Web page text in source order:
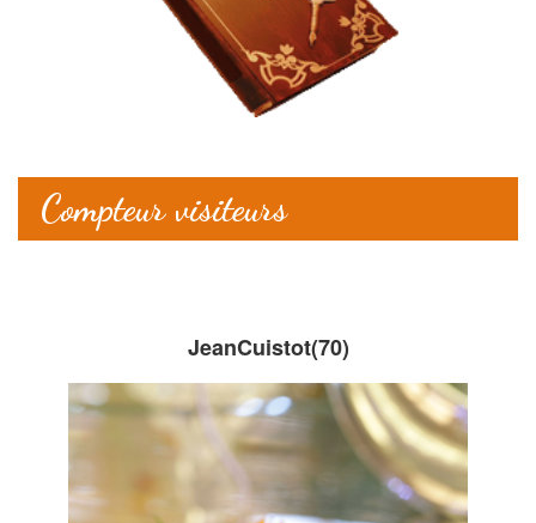
Compteur visiteurs
JeanCuistot(70)